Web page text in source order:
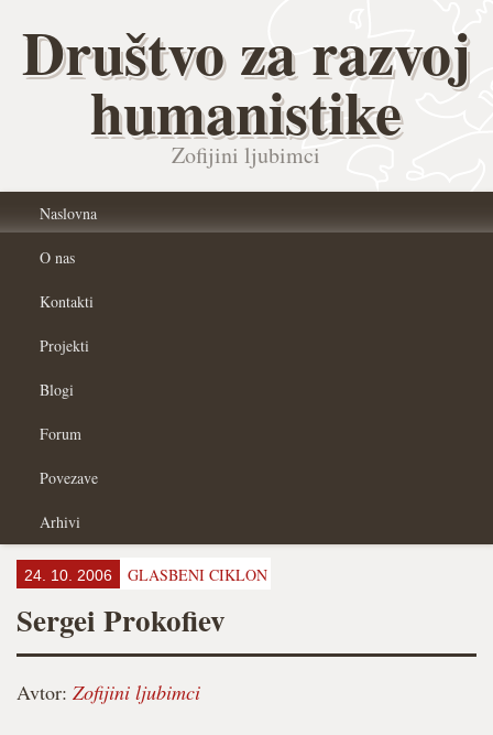
Društvo za razvoj
humanistike
Zofijini ljubimci
Naslovna
O nas
Kontakti
Projekti
Blogi
Forum
Povezave
Arhivi
24. 10. 2006 GLASBENI CIKLON
Sergei Prokofiev
Avtor: Zofijini ljubimci